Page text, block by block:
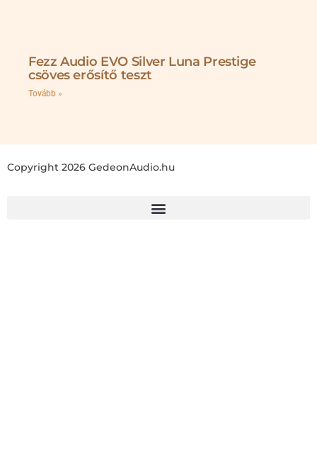
Fezz Audio EVO Silver Luna Prestige
csöves erősítő teszt
Tovább »
Copyright 2026 GedeonAudio.hu